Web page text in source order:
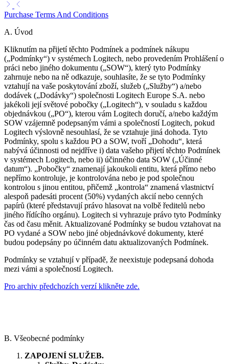
Purchase Terms And Conditions
A. Úvod
Kliknutím na přijetí těchto Podmínek a podmínek nákupu
(„Podmínky“) v systémech Logitech, nebo provedením Prohlášení o
práci nebo jiného dokumentu („SOW“), který tyto Podmínky
zahrnuje nebo na ně odkazuje, souhlasíte, že se tyto Podmínky
vztahují na vaše poskytování zboží, služeb („Služby“) a/nebo
dodávek („Dodávky“) společnosti Logitech Europe S.A. nebo
jakékoli její světové pobočky („Logitech“), v souladu s každou
objednávkou („PO“), kterou vám Logitech doručí, a/nebo každým
SOW vzájemně podepsaným vámi a společností Logitech, pokud
Logitech výslovně nesouhlasí, že se vztahuje jiná dohoda. Tyto
Podmínky, spolu s každou PO a SOW, tvoří „Dohodu“, která
nabývá účinnosti od nejdříve i) data vašeho přijetí těchto Podmínek
v systémech Logitech, nebo ii) účinného data SOW („Účinné
datum“). „Pobočky“ znamenají jakoukoli entitu, která přímo nebo
nepřímo kontroluje, je kontrolována nebo je pod společnou
kontrolou s jinou entitou, přičemž „kontrola“ znamená vlastnictví
alespoň padesáti procent (50%) vydaných akcií nebo cenných
papírů (které představují právo hlasovat na volbě ředitelů nebo
jiného řídícího orgánu). Logitech si vyhrazuje právo tyto Podmínky
čas od času měnit. Aktualizované Podmínky se budou vztahovat na
PO vydané a SOW nebo jiné objednávkové dokumenty, které
budou podepsány po účinném datu aktualizovaných Podmínek.
Podmínky se vztahují v případě, že neexistuje podepsaná dohoda
mezi vámi a společností Logitech.
Pro archiv předchozích verzí klikněte zde.
B. Všeobecné podmínky
ZAPOJENÍ SLUŽEB.